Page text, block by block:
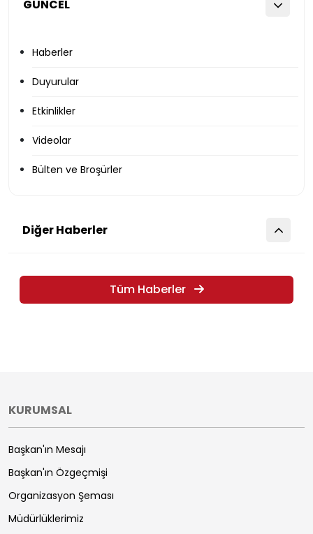
GÜNCEL
Haberler
Duyurular
Etkinlikler
Videolar
Bülten ve Broşürler
Diğer Haberler
Tüm Haberler
KURUMSAL
Başkan'ın Mesajı
Başkan'ın Özgeçmişi
Organizasyon Şeması
Müdürlüklerimiz